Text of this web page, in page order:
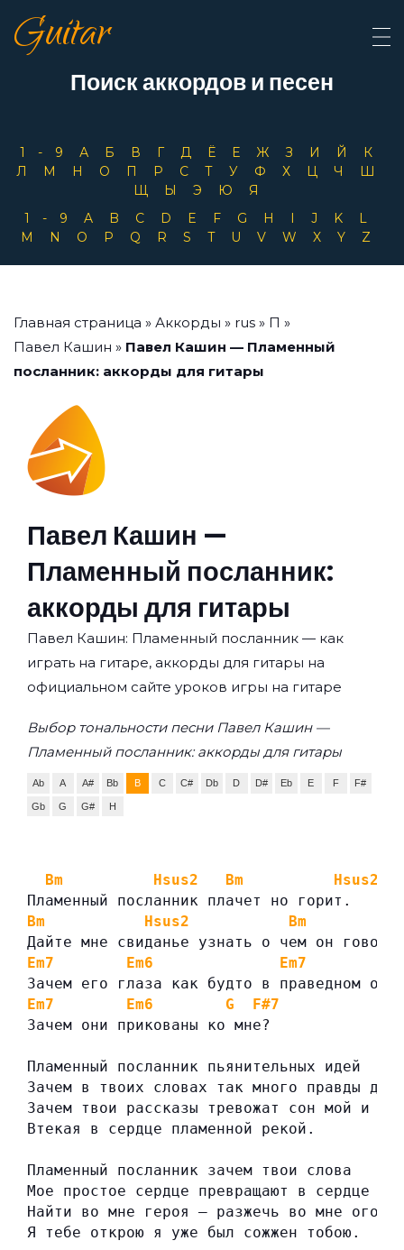
Guitar
Поиск аккордов и песен
1-9 А Б В Г Д Ё Е Ж З И Й
К
Л
М Н О П Р С Т У Ф Х Ц Ч
Ш
Щ
Ы Э Ю
Я
1-9
A B C D E F G H I J K
L
M
N O P Q R S T U V W X Y Z
Главная страница » Аккорды » rus » П »
Павел Кашин » Павел Кашин — Пламенный
посланник: аккорды для гитары
Павел Кашин —
Пламенный посланник:
аккорды для гитары
Павел Кашин: Пламенный посланник — как
играть на гитаре, аккорды для гитары на
официальном сайте уроков игры на гитаре
Выбор тональности песни Павел Кашин —
Пламенный посланник: аккорды для гитары
Ab A A# Bb B C C# Db D D# Eb E F F#
Gb G G# H
Bm Hsus2 Bm
Hsus2
Пламенный посланник плачет но горит.
Bm
Hsus2 Bm
Дайте мне свиданье узнать о чем он
Em7
Em6 Em7
Зачем его глаза как будто в праведном
Em7
Em6 G
F#7
Зачем они прикованы ко мне?
Пламенный посланник пьянительных идей
Зачем в твоих словах так много правды для
Зачем твои рассказы тревожат сон мой и
Втекая в сердце пламенной рекой.
Пламенный посланник зачем твои слова
Мое простое сердце превращают в сердце
Найти во мне героя — разжечь во мне
Я тебе открою я уже был сожжен тобою.